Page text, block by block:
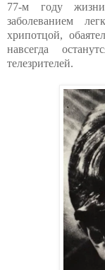
77-м году
заболеванием
хрипотцой,
навсегда
телезрителей.